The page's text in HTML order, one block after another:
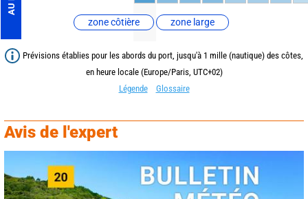
zone côtière zone large
Prévisions établies pour les abords du port, jusqu'à 1 mille (nautique) des côtes,
en heure locale (Europe/Paris, UTC+02)
Légende
Glossaire
Avis de l'expert